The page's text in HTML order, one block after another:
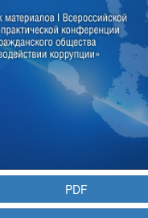
PDF